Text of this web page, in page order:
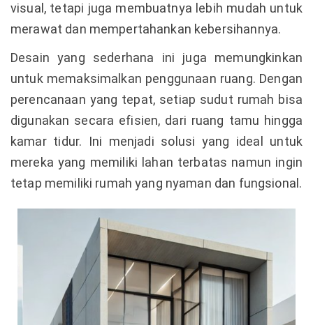
visual, tetapi juga membuatnya lebih mudah untuk
merawat dan mempertahankan kebersihannya.
Desain yang sederhana ini juga memungkinkan
untuk memaksimalkan penggunaan ruang. Dengan
perencanaan yang tepat, setiap sudut rumah bisa
digunakan secara efisien, dari ruang tamu hingga
kamar tidur. Ini menjadi solusi yang ideal untuk
mereka yang memiliki lahan terbatas namun ingin
tetap memiliki rumah yang nyaman dan fungsional.